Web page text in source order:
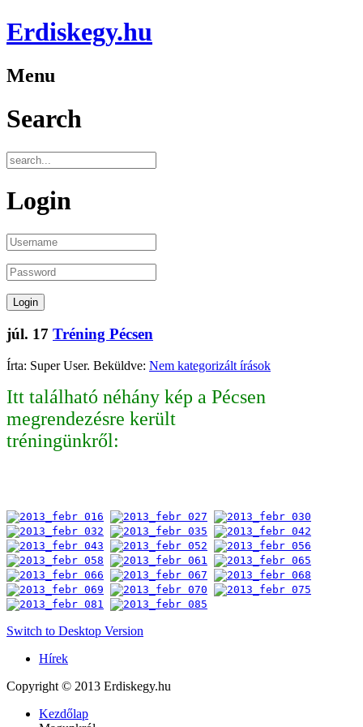
Erdiskegy.hu
Menu
Search
Login
júl. 17 Tréning Pécsen
Írta: Super User. Beküldve: Nem kategorizált írások
Itt található néhány kép a Pécsen
megrendezésre került
tréningünkről:
Switch to Desktop Version
Hírek
Copyright © 2013 Erdiskegy.hu
Kezdőlap